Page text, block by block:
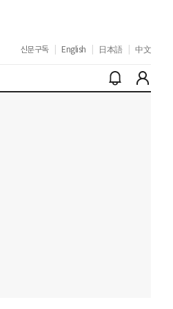
신문구독 English 日本語 中文